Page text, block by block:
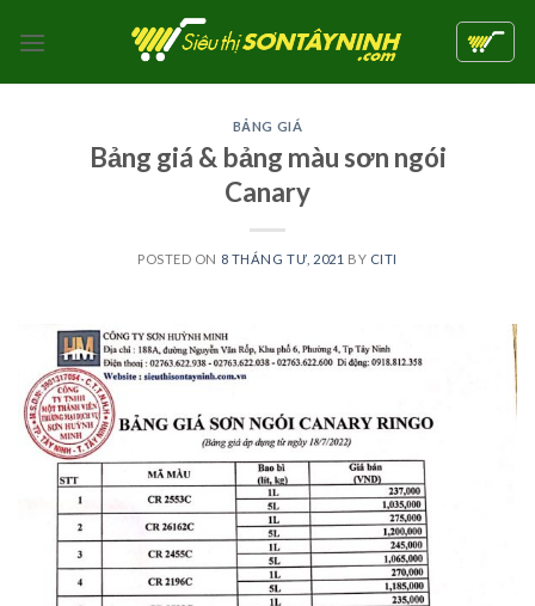
BẢNG GIÁ
Bảng giá & bảng màu sơn ngói
Canary
POSTED ON 8 THÁNG TƯ, 2021 BY CITI